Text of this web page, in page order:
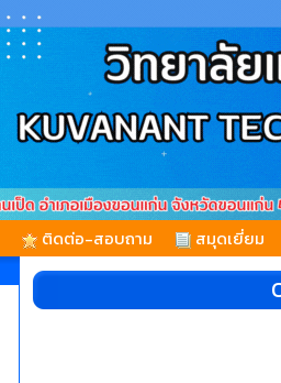
ติดต่อ-สอบถาม สมุดเยี่ยม